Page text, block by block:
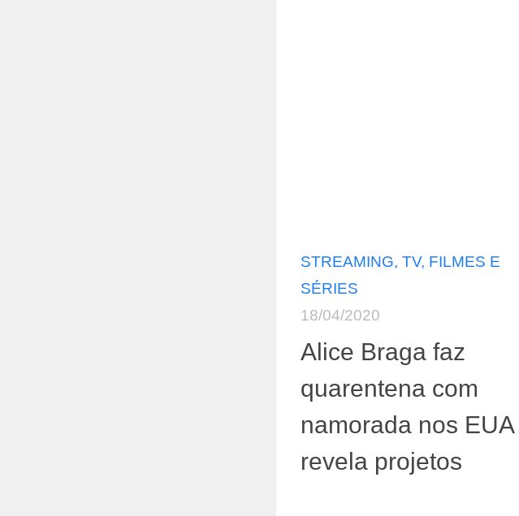
STREAMING, TV, FILMES E
SÉRIES
18/04/2020
Alice Braga faz
quarentena com
namorada nos EUA
revela projetos